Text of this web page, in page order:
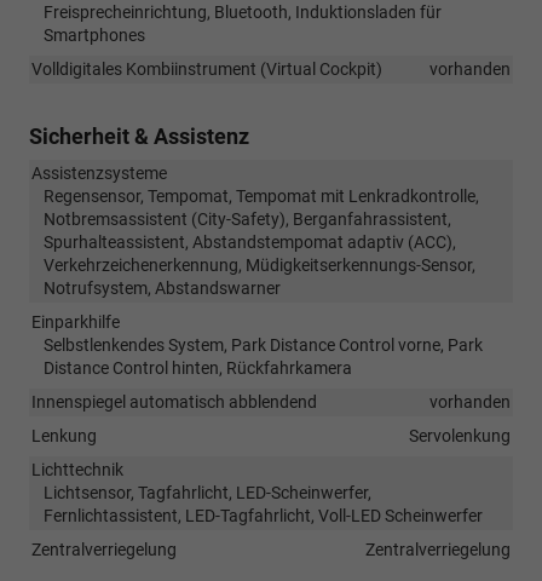
Freisprecheinrichtung, Bluetooth, Induktionsladen für
Smartphones
Volldigitales Kombiinstrument (Virtual Cockpit)
vorhanden
Sicherheit & Assistenz
Assistenzsysteme
Regensensor, Tempomat, Tempomat mit Lenkradkontrolle,
Notbremsassistent (City-Safety), Berganfahrassistent,
Spurhalteassistent, Abstandstempomat adaptiv (ACC),
Verkehrzeichenerkennung, Müdigkeitserkennungs-Sensor,
Notrufsystem, Abstandswarner
Einparkhilfe
Selbstlenkendes System, Park Distance Control vorne, Park
Distance Control hinten, Rückfahrkamera
Innenspiegel automatisch abblendend
vorhanden
Lenkung
Servolenkung
Lichttechnik
Lichtsensor, Tagfahrlicht, LED-Scheinwerfer,
Fernlichtassistent, LED-Tagfahrlicht, Voll-LED Scheinwerfer
Zentralverriegelung
Zentralverriegelung